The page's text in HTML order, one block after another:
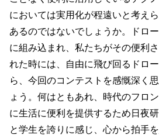
においては実用化が程遠いと考え
あるのではないでしょうか。ドロ
に組み込まれ、私たちがその便利
れた時には、自由に飛び回るドロ
ら、今回のコンテストを感慨深く
ょう。何はともあれ、時代のフロ
に生活に便利を提供するため日夜
と学生を誇りに感じ、心から拍手を